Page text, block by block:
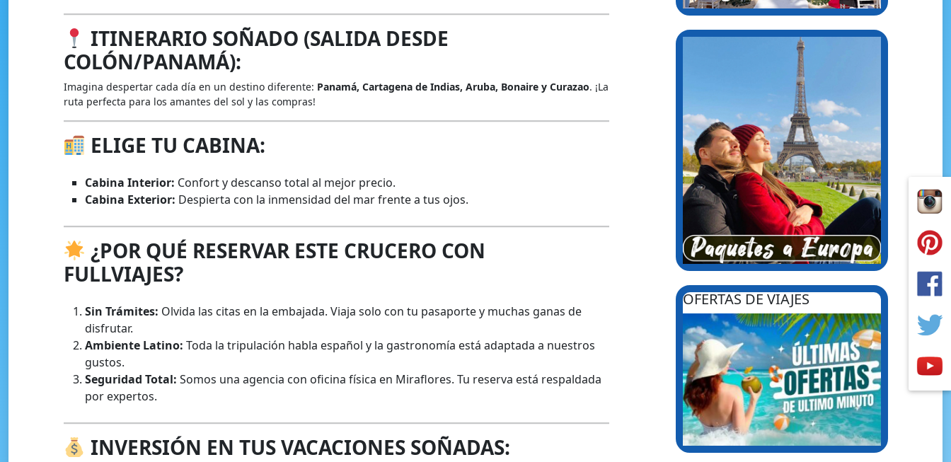
ITINERARIO SOÑADO (SALIDA DESDE
COLÓN/PANAMÁ):
Imagina despertar cada día en un destino diferente: Panamá, Cartagena de Indias, Aruba, Bonaire y Curazao. ¡La
ruta perfecta para los amantes del sol y las compras!
ELIGE TU CABINA:
Cabina Interior: Confort y descanso total al mejor precio.
Cabina Exterior: Despierta con la inmensidad del mar frente a tus ojos.
¿POR QUÉ RESERVAR ESTE CRUCERO CON
FULLVIAJES?
Sin Trámites: Olvida las citas en la embajada. Viaja solo con tu pasaporte y muchas ganas de
disfrutar.
Ambiente Latino: Toda la tripulación habla español y la gastronomía está adaptada a nuestros
gustos.
Seguridad Total: Somos una agencia con oficina física en Miraflores. Tu reserva está respaldada
por expertos.
INVERSIÓN EN TUS VACACIONES SOÑADAS:
OFERTAS DE VIAJES